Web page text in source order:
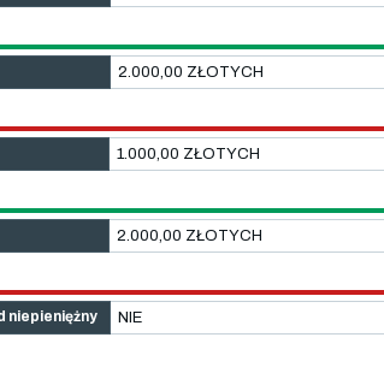
2.000,00 ZŁOTYCH
1.000,00 ZŁOTYCH
2.000,00 ZŁOTYCH
niepieniężny NIE